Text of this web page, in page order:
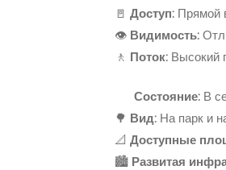
🚪 Доступ: Прямой
👁️ Видимость:
🚶 Поток: Высокий
Состояние: В
🌳 Вид: На парк и
📐 Доступные
🏙️ Развитая